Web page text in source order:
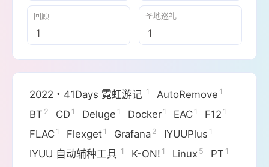
回顾
1
圣地巡礼
1
2022・41Days 霓虹游记 1 AutoRemove 1
BT 2 CD 1 Deluge 1 Docker 1 EAC 1 F12 1
FLAC 1 Flexget 1 Grafana 2 IYUUPlus 1
IYUU 自动辅种工具 1 K-ON! 1 Linux 5 PT 1